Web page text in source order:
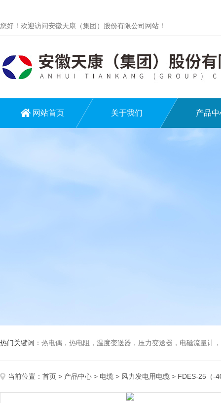
您好！欢迎访问安徽天康（集团）股份有限公司网站！
网站首页 关于我们 产品中
热门关键词： 热电偶，热电阻，温度变送器，压力变送器，电磁流量计，
当前位置： 首页 > 产品中心 > 电缆 > 风力发电用电缆 > FDES-25（-